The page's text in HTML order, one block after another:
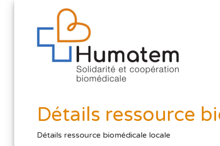
Détails ressource
Détails ressource biomédicale locale